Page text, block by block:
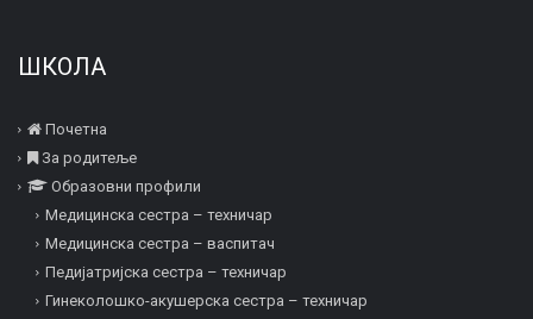
ШКОЛА
Почетна
За родитеље
Образовни профили
Медицинска сестра – техничар
Медицинска сестра – васпитач
Педијатријска сестра – техничар
Гинеколошко-акушерска сестра – техничар